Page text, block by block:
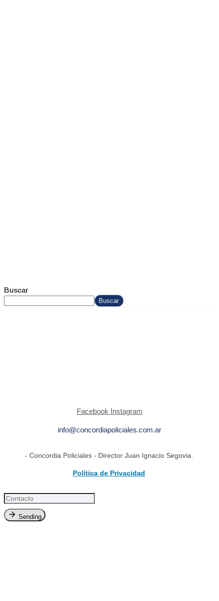
Buscar
Buscar
Facebook Instagram
info@concordiapoliciales.com.ar
- Concordia Policiales - Director Juan Ignacio Segovia.
Política de Privacidad
Sending